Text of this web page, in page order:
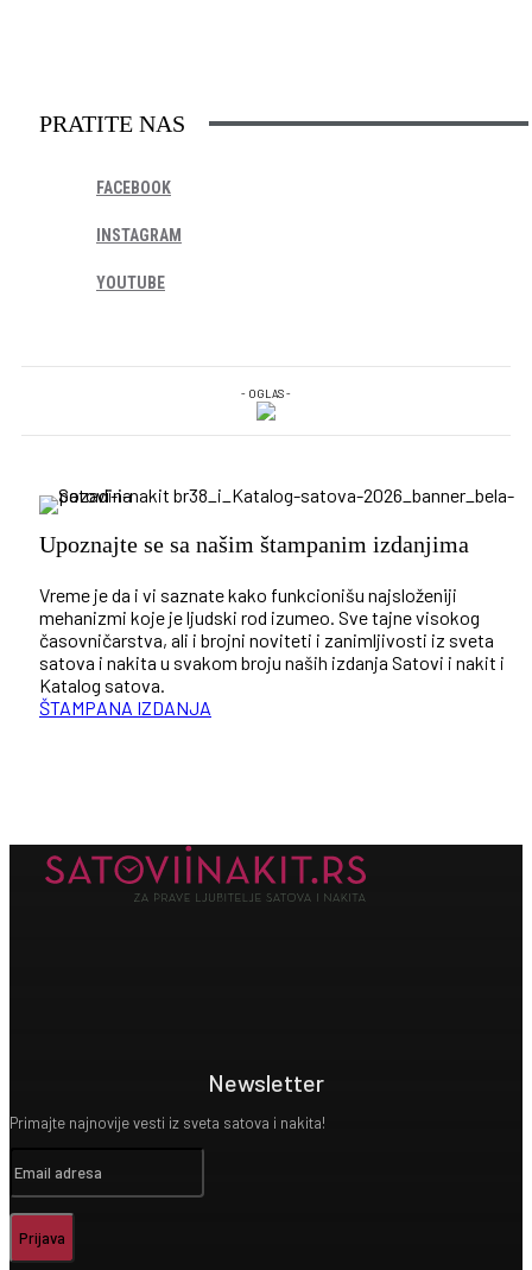
PRATITE NAS
FACEBOOK
INSTAGRAM
YOUTUBE
- OGLAS -
Upoznajte se sa našim štampanim izdanjima
Vreme je da i vi saznate kako funkcionišu najsloženiji
mehanizmi koje je ljudski rod izumeo. Sve tajne visokog
časovničarstva, ali i brojni noviteti i zanimljivosti iz sveta
satova i nakita u svakom broju naših izdanja Satovi i nakit i
Katalog satova.
ŠTAMPANA IZDANJA
Newsletter
Primajte najnovije vesti iz sveta satova i nakita!
Prijava